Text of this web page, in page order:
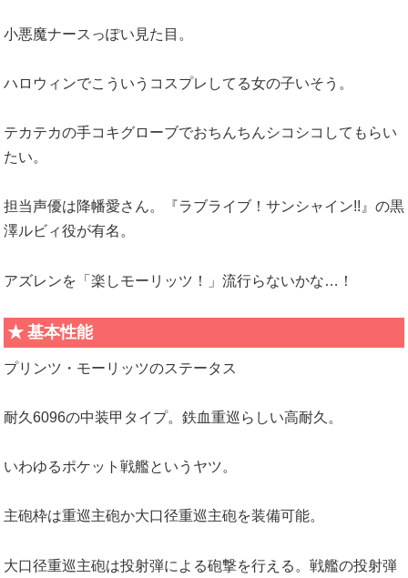
小悪魔ナースっぽい見た目。
ハロウィンでこういうコスプレしてる女の子いそう。
テカテカの手コキグローブでおちんちんシコシコしてもらい
たい。
担当声優は降幡愛さん。『ラブライブ！サンシャイン!!』の黒
澤ルビィ役が有名。
アズレンを「楽しモーリッツ！」流行らないかな…！
基本性能
プリンツ・モーリッツのステータス
耐久6096の中装甲タイプ。鉄血重巡らしい高耐久。
いわゆるポケット戦艦というヤツ。
主砲枠は重巡主砲か大口径重巡主砲を装備可能。
大口径重巡主砲は投射弾による砲撃を行える。戦艦の投射弾